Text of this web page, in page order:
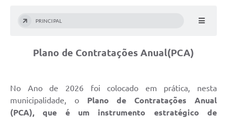
Editais
Ouvidoria
Legislação
PRINCIPAL
Plano de Contratações Anual(PCA)
No Ano de 2026 foi colocado em prática, nesta
municipalidade, o Plano de Contratações Anual
(PCA),que é um instrumento estratégico de